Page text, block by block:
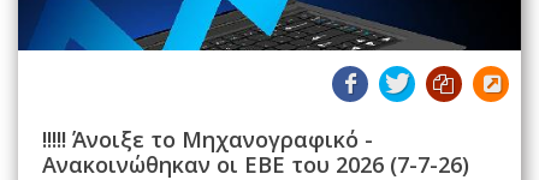
!!!!! Άνοιξε το Μηχανογραφικό -
Ανακοινώθηκαν οι ΕΒΕ του 2026 (7-7-26)